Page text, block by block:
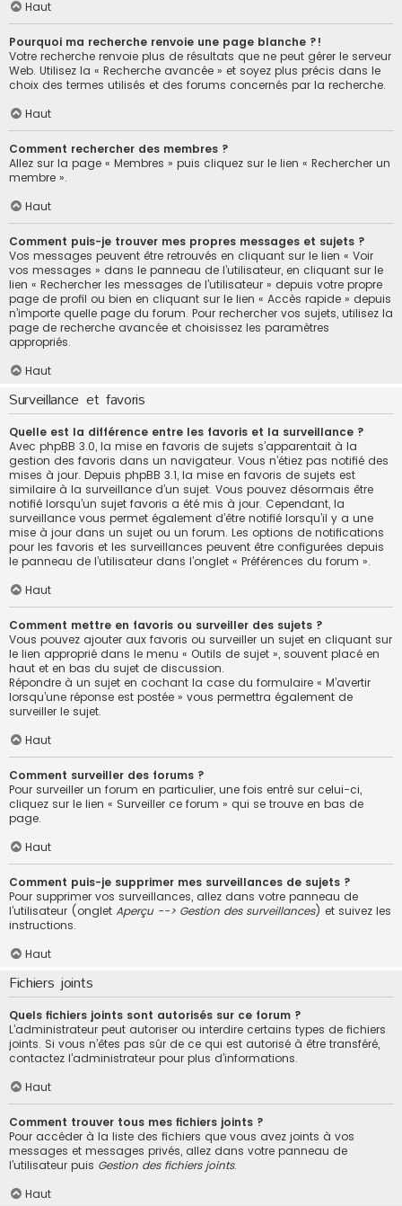
Haut
Pourquoi ma recherche renvoie une page blanche ?!
Votre recherche renvoie plus de résultats que ne peut gérer le serveur
Web. Utilisez la « Recherche avancée » et soyez plus précis dans le
choix des termes utilisés et des forums concernés par la recherche.
Haut
Comment rechercher des membres ?
Allez sur la page « Membres » puis cliquez sur le lien « Rechercher un
membre ».
Haut
Comment puis-je trouver mes propres messages et sujets ?
Vos messages peuvent être retrouvés en cliquant sur le lien « Voir
vos messages » dans le panneau de l’utilisateur, en cliquant sur le
lien « Rechercher les messages de l’utilisateur » depuis votre propre
page de profil ou bien en cliquant sur le lien « Accès rapide » depuis
n’importe quelle page du forum. Pour rechercher vos sujets, utilisez la
page de recherche avancée et choisissez les paramètres
appropriés.
Haut
Surveillance et favoris
Quelle est la différence entre les favoris et la surveillance ?
Avec phpBB 3.0, la mise en favoris de sujets s’apparentait à la
gestion des favoris dans un navigateur. Vous n’étiez pas notifié des
mises à jour. Depuis phpBB 3.1, la mise en favoris de sujets est
similaire à la surveillance d’un sujet. Vous pouvez désormais être
notifié lorsqu’un sujet favoris a été mis à jour. Cependant, la
surveillance vous permet également d’être notifié lorsqu’il y a une
mise à jour dans un sujet ou un forum. Les options de notifications
pour les favoris et les surveillances peuvent être configurées depuis
le panneau de l’utilisateur dans l’onglet « Préférences du forum ».
Haut
Comment mettre en favoris ou surveiller des sujets ?
Vous pouvez ajouter aux favoris ou surveiller un sujet en cliquant sur
le lien approprié dans le menu « Outils de sujet », souvent placé en
haut et en bas du sujet de discussion.
Répondre à un sujet en cochant la case du formulaire « M’avertir
lorsqu’une réponse est postée » vous permettra également de
surveiller le sujet.
Haut
Comment surveiller des forums ?
Pour surveiller un forum en particulier, une fois entré sur celui-ci,
cliquez sur le lien « Surveiller ce forum » qui se trouve en bas de
page.
Haut
Comment puis-je supprimer mes surveillances de sujets ?
Pour supprimer vos surveillances, allez dans votre panneau de
l’utilisateur (onglet Aperçu --> Gestion des surveillances) et suivez les
instructions.
Haut
Fichiers joints
Quels fichiers joints sont autorisés sur ce forum ?
L’administrateur peut autoriser ou interdire certains types de fichiers
joints. Si vous n’êtes pas sûr de ce qui est autorisé à être transféré,
contactez l’administrateur pour plus d’informations.
Haut
Comment trouver tous mes fichiers joints ?
Pour accéder à la liste des fichiers que vous avez joints à vos
messages et messages privés, allez dans votre panneau de
l’utilisateur puis Gestion des fichiers joints.
Haut